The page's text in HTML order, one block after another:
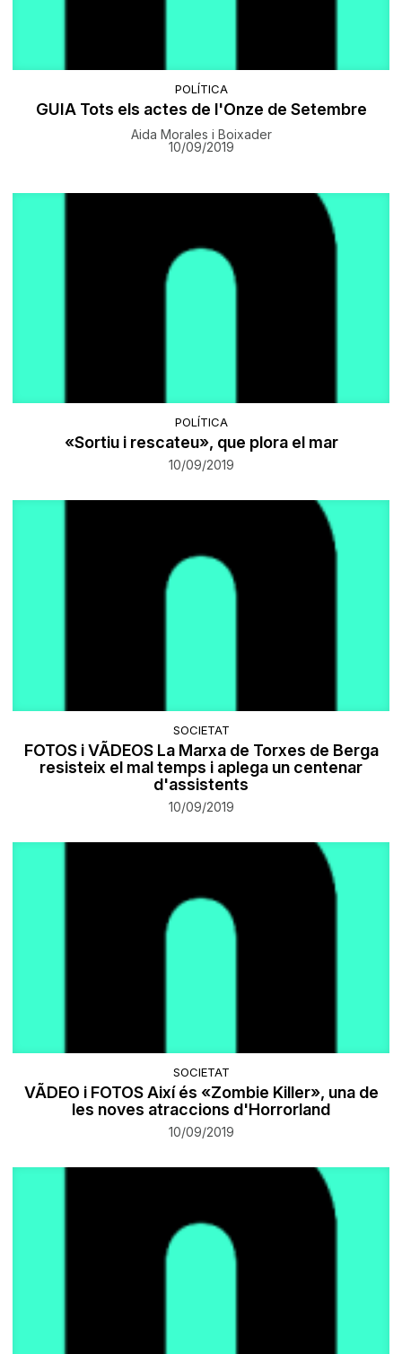
POLÍTICA
GUIA Tots els actes de l'Onze de Setembre
Aida Morales i Boixader
10/09/2019
POLÍTICA
«Sortiu i rescateu», que plora el mar
10/09/2019
SOCIETAT
FOTOS i VÃDEOS La Marxa de Torxes de Berga
resisteix el mal temps i aplega un centenar
d'assistents
10/09/2019
SOCIETAT
VÃDEO i FOTOS Així és «Zombie Killer», una de
les noves atraccions d'Horrorland
10/09/2019